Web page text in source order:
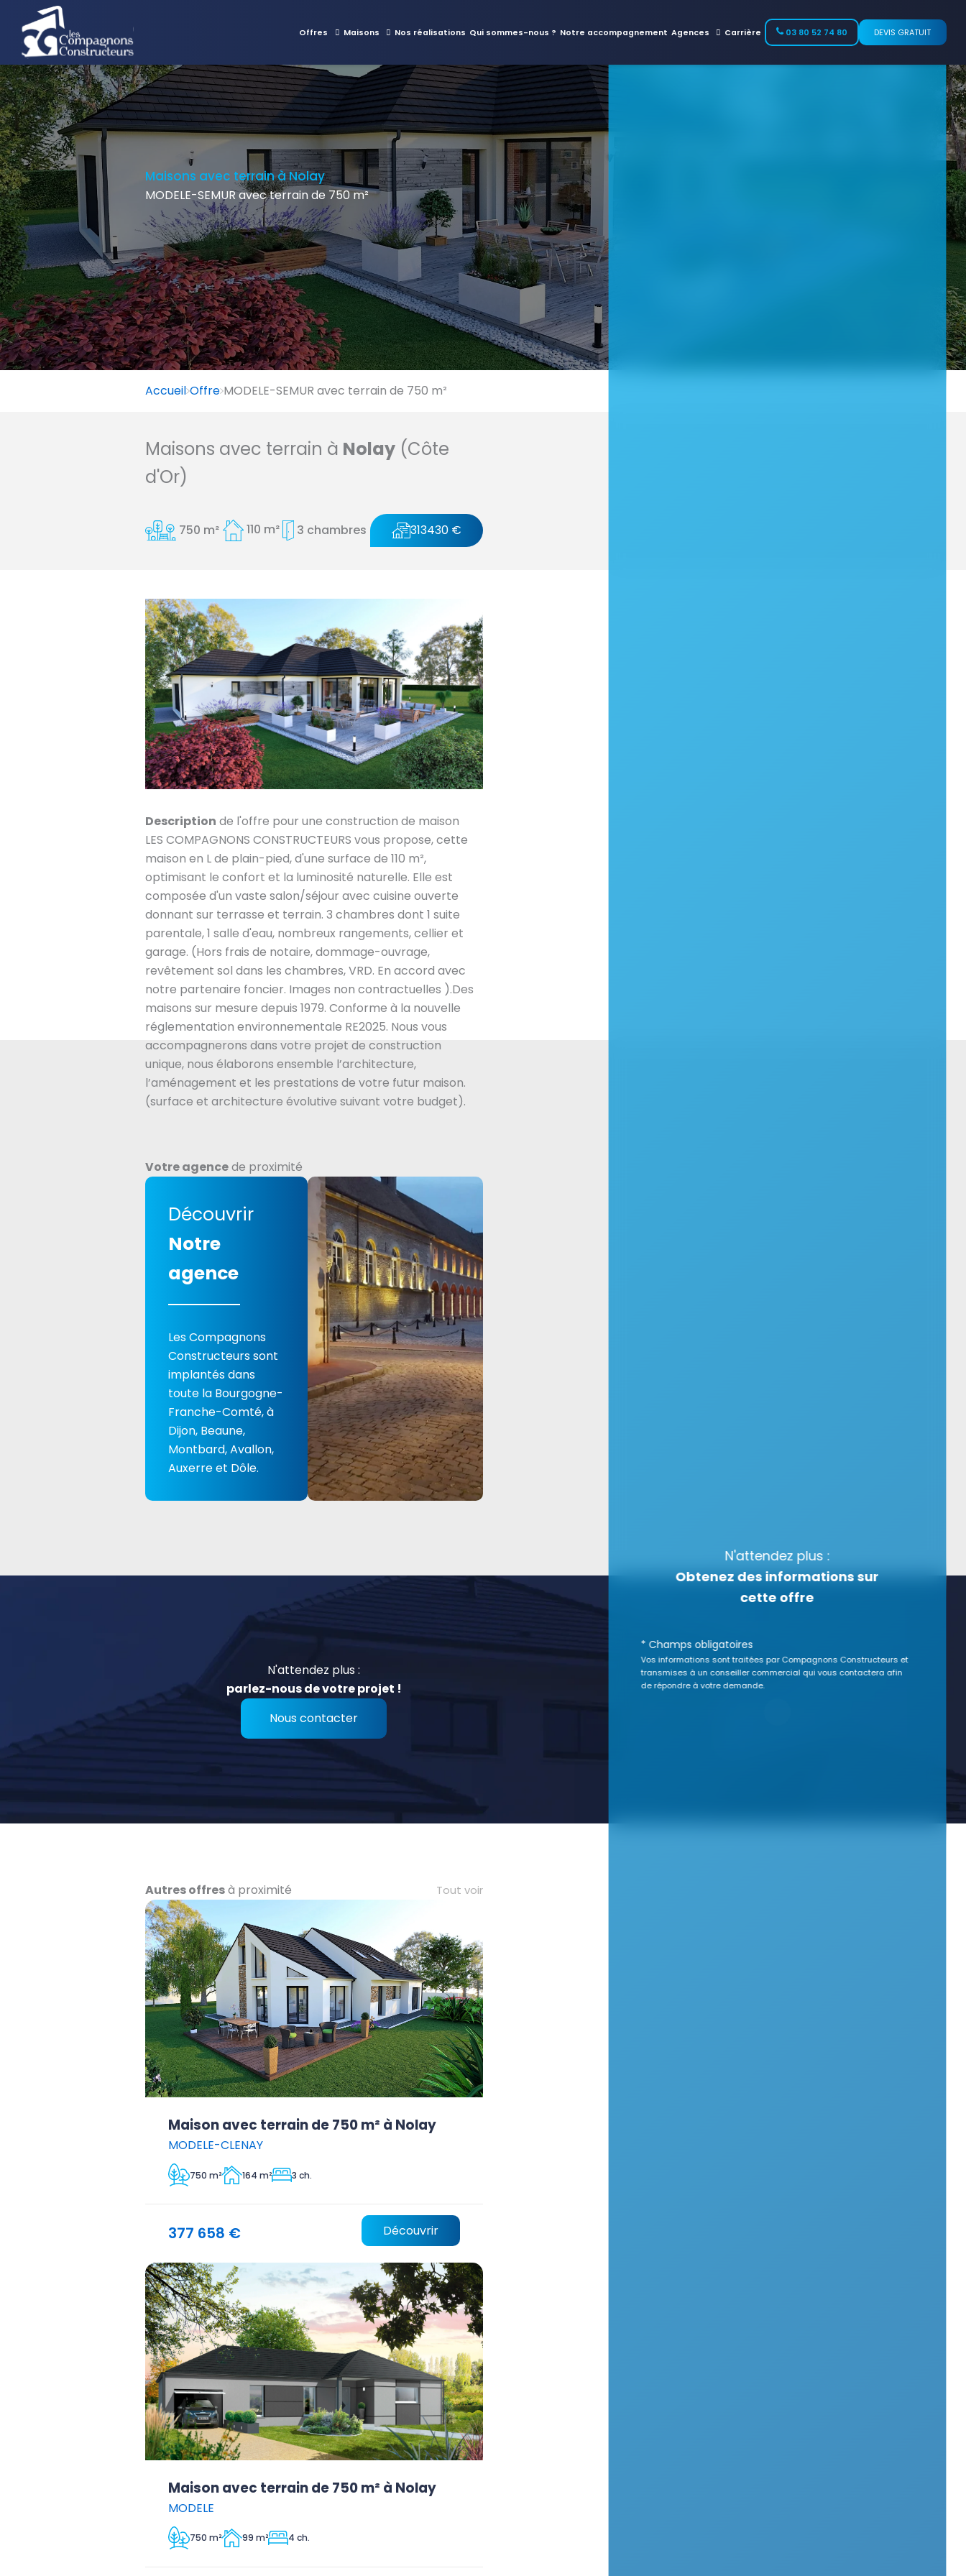
Offres Maisons Nos réalisations Qui sommes-nous ? Notre accompagnement Agences Carrière 03 80 52 74 80 DEVIS GRATUIT
Maisons avec terrain à Nolay
MODELE-SEMUR avec terrain de 750 m²
Accueil Offre MODELE-SEMUR avec terrain de 750 m²
Maisons avec terrain à Nolay(Côte
d'Or)
750 m² 110 m² 3 chambres 313430 €
Description de l'offre pour une construction de maison
LES COMPAGNONS CONSTRUCTEURS vous propose, cette
maison en L de plain-pied, d'une surface de 110 m²,
optimisant le confort et la luminosité naturelle. Elle est
composée d'un vaste salon/séjour avec cuisine ouverte
donnant sur terrasse et terrain. 3 chambres dont 1 suite
parentale, 1 salle d'eau, nombreux rangements, cellier et
garage. (Hors frais de notaire, dommage-ouvrage,
revêtement sol dans les chambres, VRD. En accord avec
notre partenaire foncier. Images non contractuelles ).Des
maisons sur mesure depuis 1979. Conforme à la nouvelle
réglementation environnementale RE2025. Nous vous
accompagnerons dans votre projet de construction
unique, nous élaborons ensemble l’architecture,
l’aménagement et les prestations de votre futur maison.
(surface et architecture évolutive suivant votre budget).
Votre agencede proximité
Découvrir
Notre
agence
Les Compagnons
Constructeurs sont
implantés dans
toute la Bourgogne-
Franche-Comté, à
Dijon, Beaune,
Montbard, Avallon,
Auxerre et Dôle.
N'attendez plus :
parlez-nous de votre projet !
Nous contacter
Autres offresà proximité Tout voir
Maison avec terrain de 750 m² à Nolay
MODELE-CLENAY
750 m² 164 m² 3 ch.
377 658 € Découvrir
Maison avec terrain de 750 m² à Nolay
MODELE
750 m² 99 m² 4 ch.
N'attendez plus :
Obtenez des informations sur
cette offre
* Champs obligatoires
Vos informations sont traitées par Compagnons Constructeurs et
transmises à un conseiller commercial qui vous contactera afin
de répondre à votre demande.